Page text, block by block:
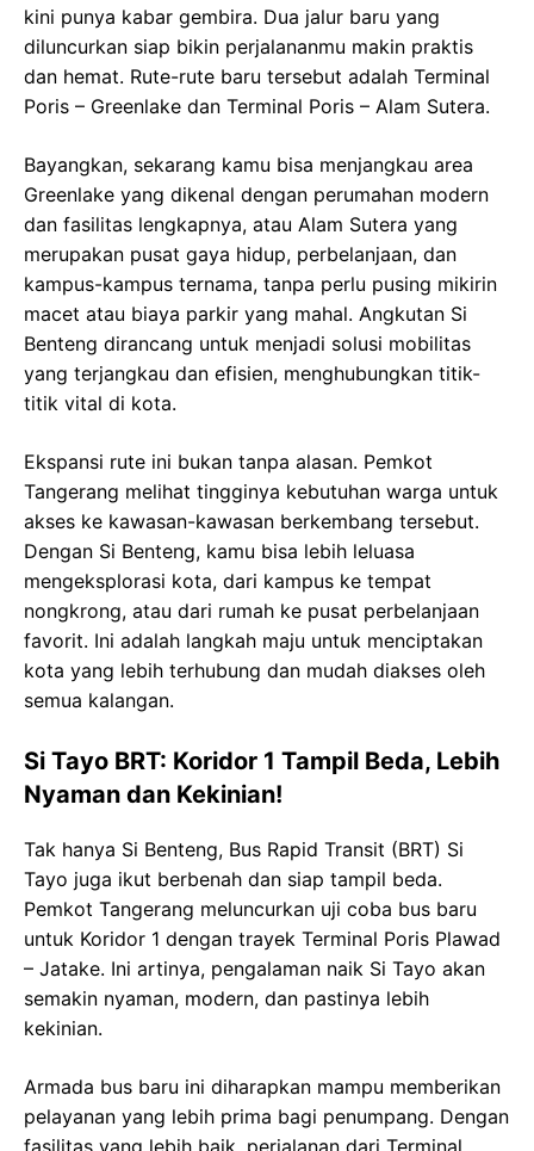
kini punya kabar gembira. Dua jalur baru yang
diluncurkan siap bikin perjalananmu makin praktis
dan hemat. Rute-rute baru tersebut adalah Terminal
Poris – Greenlake dan Terminal Poris – Alam Sutera.
Bayangkan, sekarang kamu bisa menjangkau area
Greenlake yang dikenal dengan perumahan modern
dan fasilitas lengkapnya, atau Alam Sutera yang
merupakan pusat gaya hidup, perbelanjaan, dan
kampus-kampus ternama, tanpa perlu pusing mikirin
macet atau biaya parkir yang mahal. Angkutan Si
Benteng dirancang untuk menjadi solusi mobilitas
yang terjangkau dan efisien, menghubungkan titik-
titik vital di kota.
Ekspansi rute ini bukan tanpa alasan. Pemkot
Tangerang melihat tingginya kebutuhan warga untuk
akses ke kawasan-kawasan berkembang tersebut.
Dengan Si Benteng, kamu bisa lebih leluasa
mengeksplorasi kota, dari kampus ke tempat
nongkrong, atau dari rumah ke pusat perbelanjaan
favorit. Ini adalah langkah maju untuk menciptakan
kota yang lebih terhubung dan mudah diakses oleh
semua kalangan.
Si Tayo BRT: Koridor 1 Tampil Beda, Lebih
Nyaman dan Kekinian!
Tak hanya Si Benteng, Bus Rapid Transit (BRT) Si
Tayo juga ikut berbenah dan siap tampil beda.
Pemkot Tangerang meluncurkan uji coba bus baru
untuk Koridor 1 dengan trayek Terminal Poris Plawad
– Jatake. Ini artinya, pengalaman naik Si Tayo akan
semakin nyaman, modern, dan pastinya lebih
kekinian.
Armada bus baru ini diharapkan mampu memberikan
pelayanan yang lebih prima bagi penumpang. Dengan
fasilitas yang lebih baik, perjalanan dari Terminal